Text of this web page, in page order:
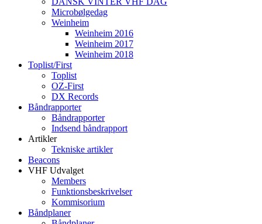
Microbølgedag
Weinheim
Weinheim 2016
Weinheim 2017
Weinheim 2018
Toplist/First
Toplist
OZ-First
DX Records
Båndrapporter
Båndrapporter
Indsend båndrapport
Artikler
Tekniske artikler
Beacons
VHF Udvalget
Members
Funktionsbeskrivelser
Kommisorium
Båndplaner